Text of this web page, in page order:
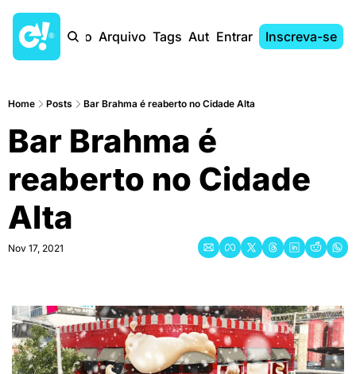
Início Arquivo Tags AutoresEntrar Inscreva-se
Home Posts Bar Brahma é reaberto no Cidade Alta
Bar Brahma é
reaberto no Cidade
Alta
Nov 17, 2021